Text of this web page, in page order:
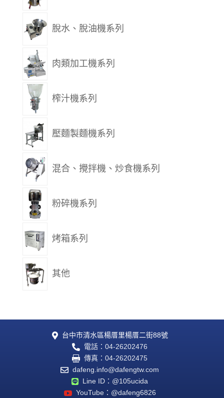
脫水、脫油機系列
肉類加工機系列
榨汁機系列
壓麵製麵機系列
混合、攪拌機、炒食機系列
粉碎機系列
烤箱系列
其他
 台中市清水區楊厝里楊厝二街88號
 電話：04-26202476
 傳真：04-26202475
 dafeng.info@dafengtw.com
 Line ID：@105ucida
 YouTube：@dafeng6826